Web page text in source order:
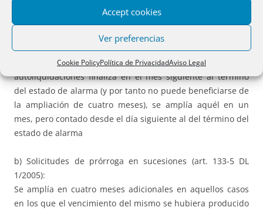
Accept cookies
Ver preferencias
Cookie PolicyPolítica de PrivacidadAviso Legal
la presentación y pago de las autoliquidaciones, contando
con la ampliación de cuatro meses, fuera inferior a un
mes, el plazo se ampliará hasta un mes contado desde el
día siguiente a la finalización del estado de alarma.
.- Si el plazo ordinario para la presentación y pago de las
autoliquidaciones finaliza en el mes siguiente al término
del estado de alarma (y por tanto no puede beneficiarse de
la ampliación de cuatro meses), se amplía aquél en un
mes, pero contado desde el día siguiente al del término del
estado de alarma
b) Solicitudes de prórroga en sucesiones (art. 133-5 DL
1/2005):
Se amplía en cuatro meses adicionales en aquellos casos
en los que el vencimiento del mismo se hubiera producido